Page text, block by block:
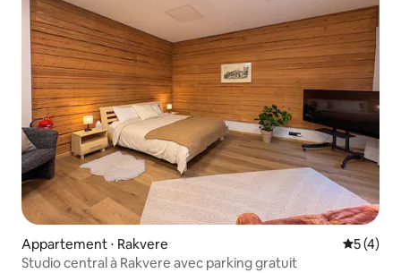
Appartement ⋅ Rakvere
5 (4)
Studio central à Rakvere avec parking gratuit